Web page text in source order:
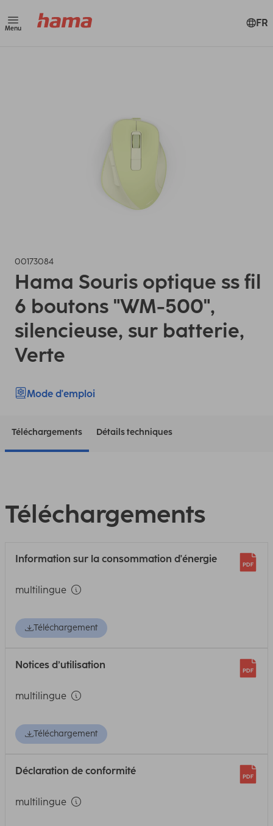
Menu FR
00173084
Hama Souris optique ss fil
6 boutons "WM-500",
silencieuse, sur batterie,
Verte
Mode d'emploi
Téléchargements Détails techniques
Téléchargements
Information sur la consommation d'énergie
multilingue
Téléchargement
Notices d’utilisation
multilingue
Téléchargement
Déclaration de conformité
multilingue